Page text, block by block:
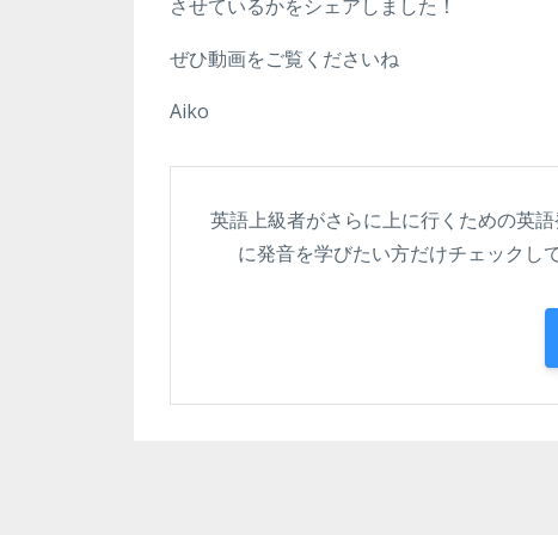
させているかをシェアしました！
ぜひ動画をご覧くださいね
Aiko
英語上級者がさらに上に行くための英
に発音を学びたい方だけチェックし